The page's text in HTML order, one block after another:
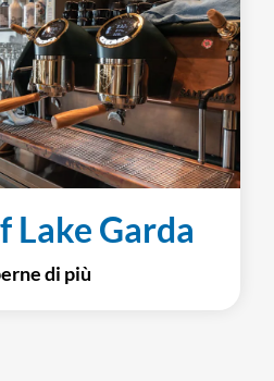
Lake Garda
di più